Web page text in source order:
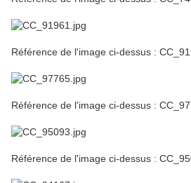
Référence de l'image ci-dessus :
Référence de l'image ci-dessus :
Référence de l'image ci-dessus :